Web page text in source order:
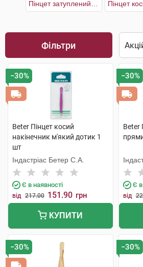
Фільтри
−30%
Beter Пінцет косий
накінечник м'який дотик 1
шт
Індастріас Бетер С.А.
Є в наявності
від 217.00 151.90 грн
КУПИТИ
−30%
Beter
Є в
від
−30% −30%